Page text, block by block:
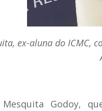
ex-aluna do ICMC,
Mesquita Godoy,